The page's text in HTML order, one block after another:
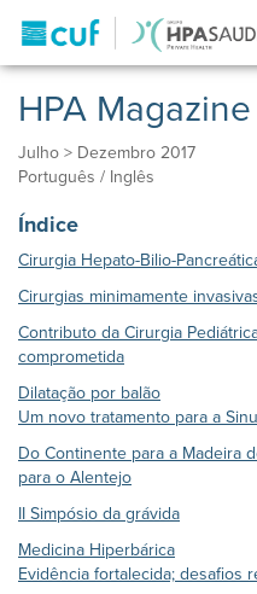
HPA
Julho > Dezembro 2017
Português / Inglês
Índice
Cirurgia Hepato-Bilio-
Cirurgias minimamente
Contributo da Cirurgia
comprometida
Dilatação por balão
Um novo tratamento para a
Do Continente para a Madeira
para o Alentejo
II Simpósio da grávida
Medicina Hiperbárica
Evidência fortalecida; desafios